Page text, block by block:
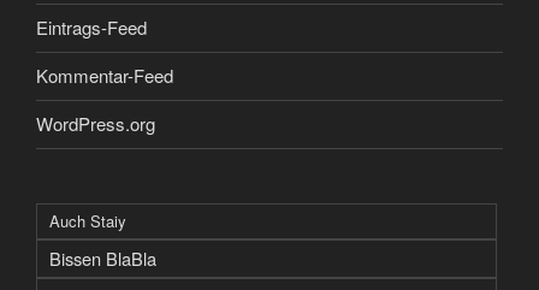
Eintrags-Feed
Kommentar-Feed
WordPress.org
Auch Staiy
Bissen BlaBla